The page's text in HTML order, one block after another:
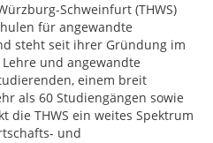
Schweinfurt (THWS)
für angewandte
steht seit ihrer Gründung im
und angewandte
einem breit
als 60 Studiengängen sowie
die THWS ein weites Spektrum
und